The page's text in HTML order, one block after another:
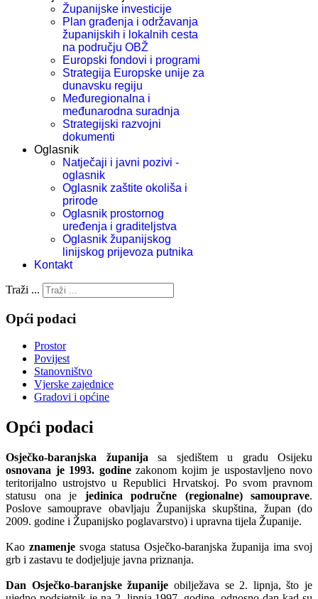
Županijske investicije
Plan građenja i održavanja
županijskih i lokalnih cesta
na području OBŽ
Europski fondovi i programi
Strategija Europske unije za
dunavsku regiju
Međuregionalna i
međunarodna suradnja
Strategijski razvojni
dokumenti
Oglasnik
Natječaji i javni pozivi -
oglasnik
Oglasnik zaštite okoliša i
prirode
Oglasnik prostornog
uređenja i graditeljstva
Oglasnik županijskog
linijskog prijevoza putnika
Kontakt
Traži ...
Opći podaci
Prostor
Povijest
Stanovništvo
Vjerske zajednice
Gradovi i općine
Opći podaci
Osječko-baranjska županija sa sjedištem u gradu Osijeku
osnovana je 1993. godinezakonom kojim je uspostavljeno novo
teritorijalno ustrojstvo u Republici Hrvatskoj. Po svom pravnom
statusu ona je jedinica područne (regionalne) samouprave.
Poslove samouprave obavljaju Županijska skupština, župan (do
2009. godine i Županijsko poglavarstvo) i upravna tijela Županije.
Kao znamenje svoga statusa Osječko-baranjska županija ima svoj
grb i zastavu te dodjeljuje javna priznanja.
Dan Osječko-baranjske županije obilježava se 2. lipnja, što je